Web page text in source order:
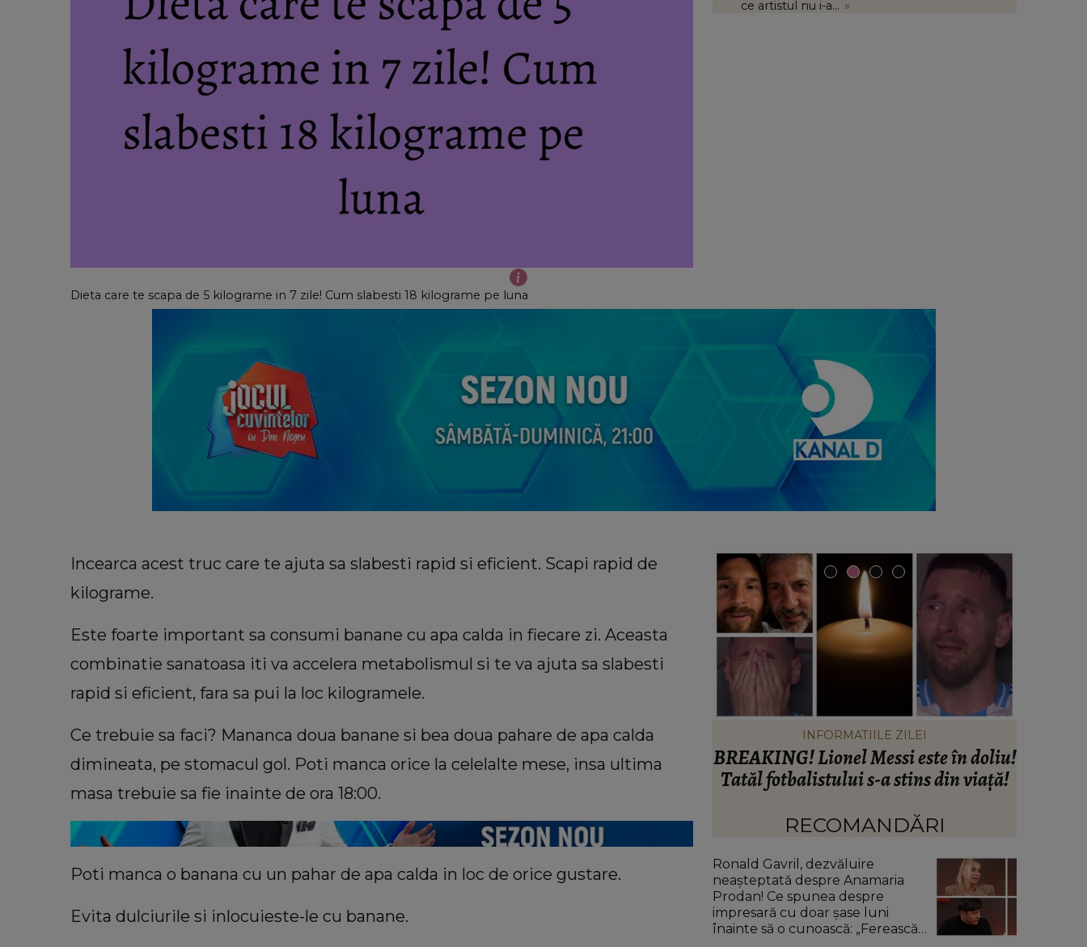
Dieta care te scapa de 5 kilograme in 7 zile! Cum slabesti 18 kilograme pe luna
ce artistul nu i-a... »
Incearca acest truc care te ajuta sa slabesti rapid si eficient. Scapi rapid de
kilograme.
Este foarte important sa consumi banane cu apa calda in fiecare zi. Aceasta
combinatie sanatoasa iti va accelera metabolismul si te va ajuta sa slabesti
rapid si eficient, fara sa pui la loc kilogramele.
Ce trebuie sa faci? Mananca doua banane si bea doua pahare de apa calda
dimineata, pe stomacul gol. Poti manca orice la celelalte mese, insa ultima
masa trebuie sa fie inainte de ora 18:00.
Poti manca o banana cu un pahar de apa calda in loc de orice gustare.
Evita dulciurile si inlocuieste-le cu banane.
INFORMATIILE ZILEI
Acuzații grave după găsirea fetiței de
11 ani dispărute în Bacău! Familia
copilei cere imaginile de pe camerele de
supraveghere: „Nu s-a mai dus sora
mea...”
VEDETE
Ronald Gavril, dezvăluire neașteptată
despre Anamaria Prodan! Ce spunea
înainte să o cunoască: „Ferească
Dumnezeu!”
INFORMATIILE ZILEI
BREAKING! Lionel Messi este în doliu!
Tatăl fotbalistului s-a stins din viață!
RECOMANDĂRI
Ronald Gavril, dezvăluire
neașteptată despre Anamaria
Prodan! Ce spunea despre
impresară cu doar șase luni
înainte să o cunoască: „Ferească